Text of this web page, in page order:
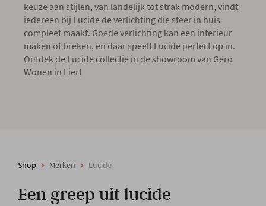
keuze aan stijlen, van landelijk tot strak modern, vindt
iedereen bij Lucide de verlichting die sfeer in huis
compleet maakt. Goede verlichting kan een interieur
maken of breken, en daar speelt Lucide perfect op in.
Ontdek de Lucide collectie in de showroom van Gero
Wonen in Lier!
Shop Merken Lucide
Een greep uit lucide